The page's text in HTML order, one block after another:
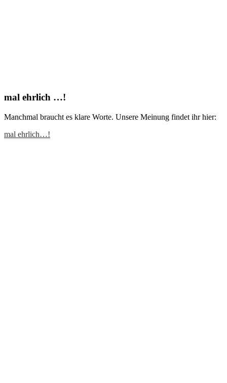
mal ehrlich …!
Manchmal braucht es klare Worte. Unsere Meinung findet ihr hier:
mal ehrlich…!